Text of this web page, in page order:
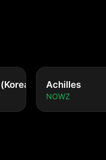
ver.)Achilles
NOWZ